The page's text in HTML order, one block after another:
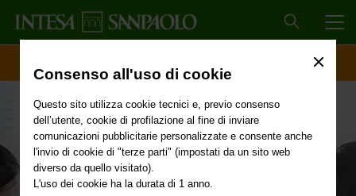
Consenso all'uso di cookie
Questo sito utilizza cookie tecnici e, previo consenso
dell’utente, cookie di profilazione al fine di inviare
comunicazioni pubblicitarie personalizzate e consente anche
l'invio di cookie di "terze parti" (impostati da un sito web
diverso da quello visitato).
L'uso dei cookie ha la durata di 1 anno.